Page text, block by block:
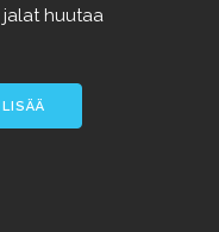
jalat huutaa